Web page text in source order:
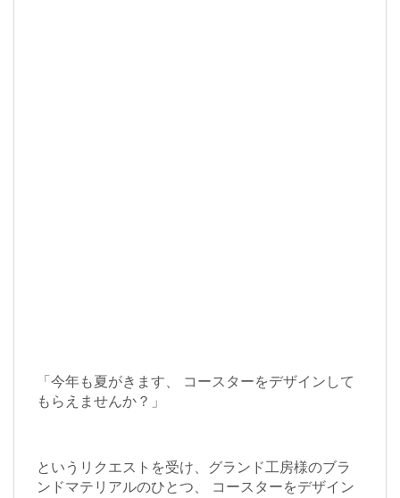
「今年も夏がきます、 コースターをデザインして
もらえませんか？」
というリクエストを受け、グランド工房様のブラ
ンドマテリアルのひとつ、 コースターをデザイン